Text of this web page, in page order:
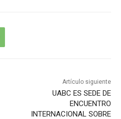
Artículo siguiente
UABC ES SEDE DE
ENCUENTRO
INTERNACIONAL SOBRE